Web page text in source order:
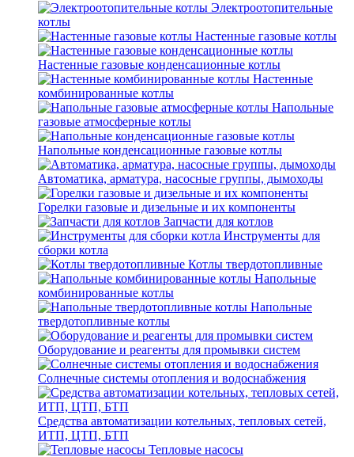
Электроотопительные
котлы
Настенные газовые котлы
Настенные газовые конденсационные котлы
Настенные
комбинированные котлы
Напольные
газовые атмосферные котлы
Напольные конденсационные газовые котлы
Автоматика, арматура, насосные группы, дымоходы
Горелки газовые и дизельные и их компоненты
Запчасти для котлов
Инструменты для
сборки котла
Котлы твердотопливные
Напольные
комбинированные котлы
Напольные
твердотопливные котлы
Оборудование и реагенты для промывки систем
Солнечные системы отопления и водоснабжения
Средства автоматизации котельных, тепловых сетей,
ИТП, ЦТП, БТП
Тепловые насосы